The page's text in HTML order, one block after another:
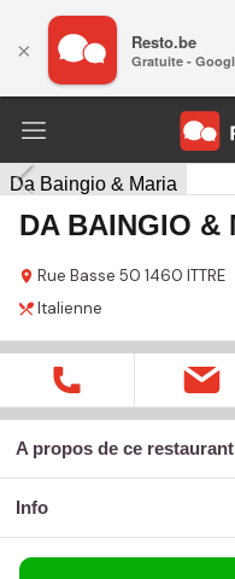
DA BAINGIO &
Rue Basse 50 1460 ITTRE
Italienne
A propos de ce restaurant
Info
× Resto.be
Gratuite -